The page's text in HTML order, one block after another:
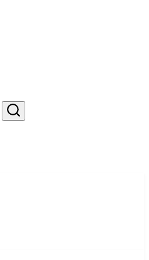
검